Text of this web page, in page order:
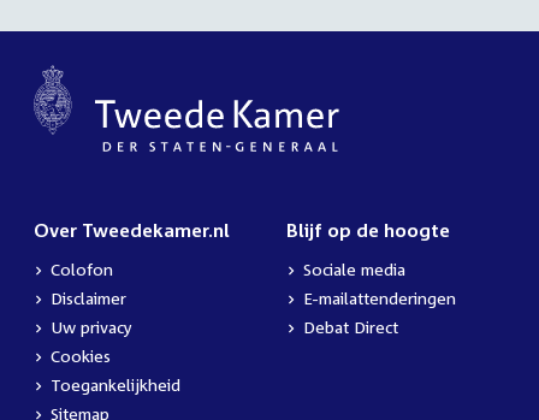
Over Tweedekamer.nl
Colofon
Disclaimer
Uw privacy
Cookies
Toegankelijkheid
Sitemap
Blijf op de hoogte
Sociale media
E-mailattenderingen
Debat Direct